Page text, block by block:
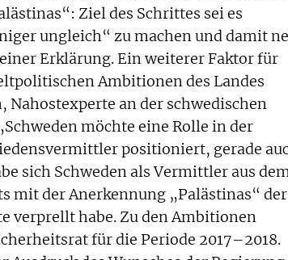
Ziel des Schrittes sei es
ungleich“ zu machen und damit
Erklärung. Ein weiterer Faktor für
Ambitionen des Landes
Nahostexperte an der schwedischen
möchte eine Rolle in der
positioniert, gerade
sich Schweden als Vermittler aus
mit der Anerkennung „Palästinas“ der
verprellt habe. Zu den Ambitionen
für die Periode 2017–2018.